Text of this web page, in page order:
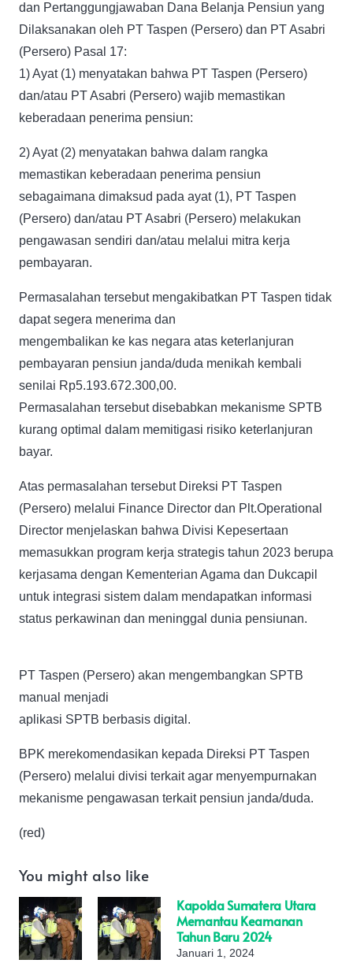
dan Pertanggungjawaban Dana Belanja Pensiun yang
Dilaksanakan oleh PT Taspen (Persero) dan PT Asabri
(Persero) Pasal 17:
1) Ayat (1) menyatakan bahwa PT Taspen (Persero)
dan/atau PT Asabri (Persero) wajib memastikan
keberadaan penerima pensiun:
2) Ayat (2) menyatakan bahwa dalam rangka
memastikan keberadaan penerima pensiun
sebagaimana dimaksud pada ayat (1), PT Taspen
(Persero) dan/atau PT Asabri (Persero) melakukan
pengawasan sendiri dan/atau melalui mitra kerja
pembayaran.
Permasalahan tersebut mengakibatkan PT Taspen tidak
dapat segera menerima dan
mengembalikan ke kas negara atas keterlanjuran
pembayaran pensiun janda/duda menikah kembali
senilai Rp5.193.672.300,00.
Permasalahan tersebut disebabkan mekanisme SPTB
kurang optimal dalam memitigasi risiko keterlanjuran
bayar.
Atas permasalahan tersebut Direksi PT Taspen
(Persero) melalui Finance Director dan Plt.Operational
Director menjelaskan bahwa Divisi Kepesertaan
memasukkan program kerja strategis tahun 2023 berupa
kerjasama dengan Kementerian Agama dan Dukcapil
untuk integrasi sistem dalam mendapatkan informasi
status perkawinan dan meninggal dunia pensiunan.
PT Taspen (Persero) akan mengembangkan SPTB
manual menjadi
aplikasi SPTB berbasis digital.
BPK merekomendasikan kepada Direksi PT Taspen
(Persero) melalui divisi terkait agar menyempurnakan
mekanisme pengawasan terkait pensiun janda/duda.
(red)
You might also like
Kapolda Sumatera Utara
Memantau Keamanan
Tahun Baru 2024
Januari 1, 2024